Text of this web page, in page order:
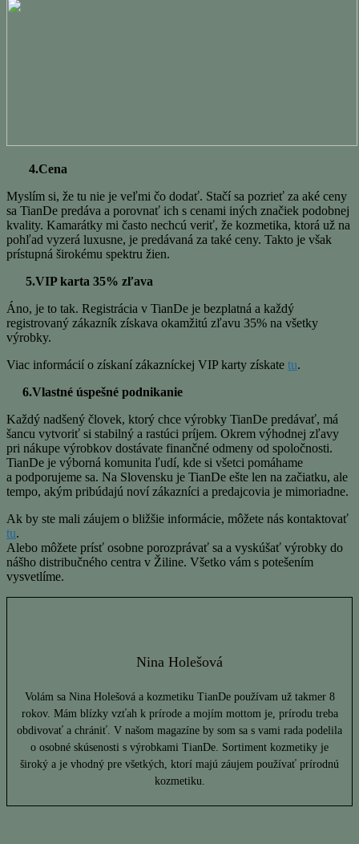
4.Cena
Myslím si, že tu nie je veľmi čo dodať. Stačí sa pozrieť za aké ceny
sa TianDe predáva a porovnať ich s cenami iných značiek podobnej
kvality. Kamarátky mi často nechcú veriť, že kozmetika, ktorá už na
pohľad vyzerá luxusne, je predávaná za také ceny. Takto je však
prístupná širokému spektru žien.
5.VIP karta 35% zľava
Áno, je to tak. Registrácia v TianDe je bezplatná a každý
registrovaný zákazník získava okamžitú zľavu 35% na všetky
výrobky.
Viac informácií o získaní zákazníckej VIP karty získate tu.
6.Vlastné úspešné podnikanie
Každý nadšený človek, ktorý chce výrobky TianDe predávať, má
šancu vytvoriť si stabilný a rastúci príjem. Okrem výhodnej zľavy
pri nákupe výrobkov dostávate finančné odmeny od spoločnosti.
TianDe je výborná komunita ľudí, kde si všetci pomáhame
a podporujeme sa. Na Slovensku je TianDe ešte len na začiatku, ale
tempo, akým pribúdajú noví zákazníci a predajcovia je mimoriadne.
Ak by ste mali záujem o bližšie informácie, môžete nás kontaktovať
tu.
Alebo môžete prísť osobne porozprávať sa a vyskúšať výrobky do
nášho distribučného centra v Žiline. Všetko vám s potešením
vysvetlíme.
Nina Holešová
Volám sa Nina Holešová a kozmetiku TianDe používam už takmer 8
rokov. Mám blízky vzťah k prírode a mojím mottom je, prírodu treba
obdivovať a chrániť. V našom magazíne by som sa s vami rada podelila
o osobné skúsenosti s výrobkami TianDe. Sortiment kozmetiky je
široký a je vhodný pre všetkých, ktorí majú záujem používať prírodnú
kozmetiku.